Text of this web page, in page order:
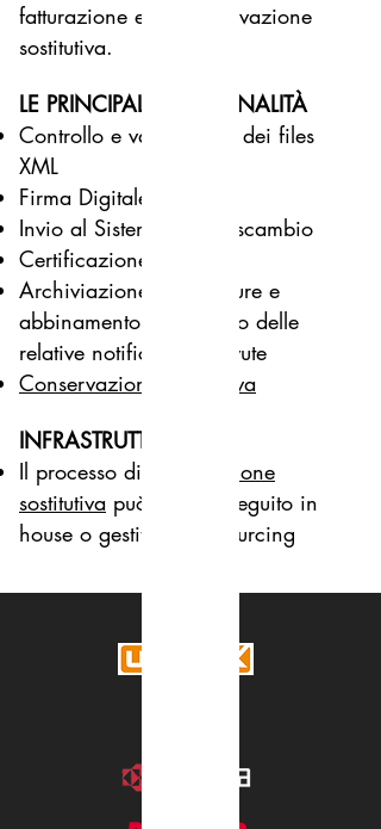
fatturazione e di conservazione
sostitutiva.
LE PRINCIPALI FUNZIONALITÀ
Controllo e validazione dei files
XML
Firma Digitale
Invio al Sistema di Interscambio
Certificazione dell’invio
Archiviazione delle fatture e
abbinamento automatico delle
relative notifiche e ricevute
Conservazione Sostitutiva
INFRASTRUTTURA
Il processo di
archiviazione
sostitutiva può essere eseguito in
house o gestito in outsourcing